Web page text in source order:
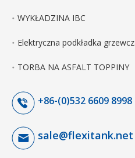
WYKŁADZINA IBC
Elektryczna podkładka
TORBA NA ASFALT TOPPINY
+86-(0)532 6609 8998
sale@flexitank.net